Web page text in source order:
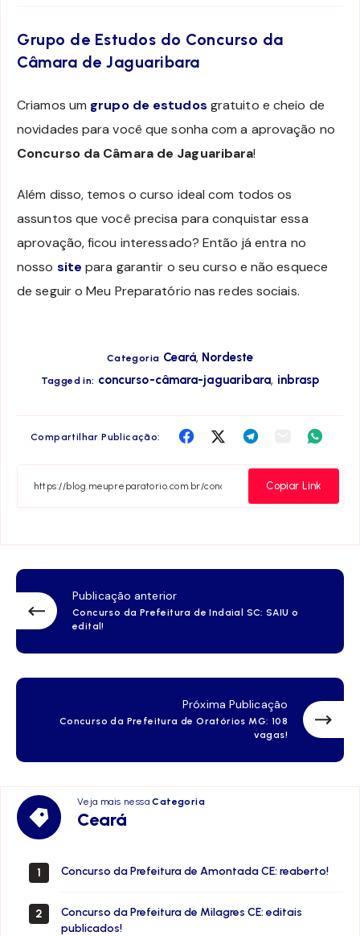
Grupo de Estudos do Concurso da
Câmara de Jaguaribara
Criamos um grupo de estudos gratuito e cheio de
novidades para você que sonha com a aprovação no
Concurso da Câmara de Jaguaribara!
Além disso, temos o curso ideal com todos os
assuntos que você precisa para conquistar essa
aprovação, ficou interessado? Então já entra no
nosso site para garantir o seu curso e não esquece
de seguir o Meu Preparatório nas redes sociais.
Categoria Ceará, Nordeste
Tagged in: concurso-câmara-jaguaribara, inbrasp
Compartilhar Publicação:
Compartilha
Facebook
CompartilhaCompartilha
Telegram
Compartilha
Email
Copiar Link
Publicação anterior
Concurso da Prefeitura de Indaial SC: SAIU o
edital!
Próxima Publicação
Concurso da Prefeitura de Oratórios MG: 108
vagas!
Veja mais nessaCategoria
Ceará
Ceará
1 Concurso da Prefeitura de Amontada CE: reaberto!
2
Concurso da Prefeitura de Milagres CE: editais
publicados!